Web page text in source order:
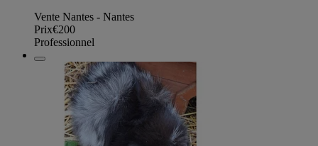
Vente Nantes - Nantes
Prix€200
Professionnel